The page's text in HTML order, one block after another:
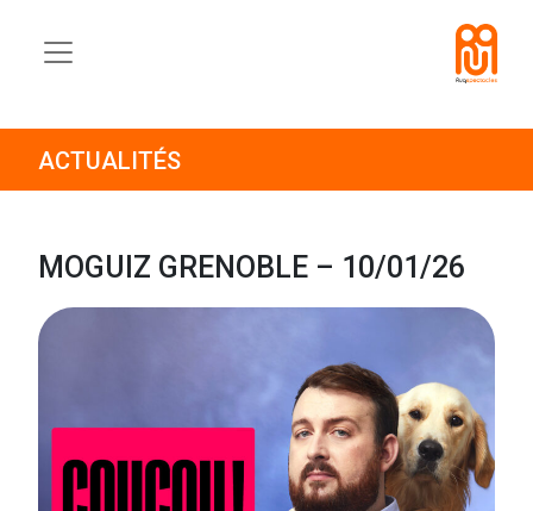
ACTUALITÉS
MOGUIZ GRENOBLE – 10/01/26